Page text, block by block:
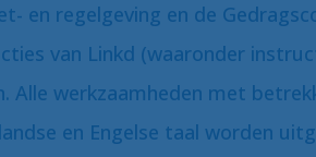
en regelgeving en de
van Linkd (waaronder
Alle werkzaamheden met
en Engelse taal worden